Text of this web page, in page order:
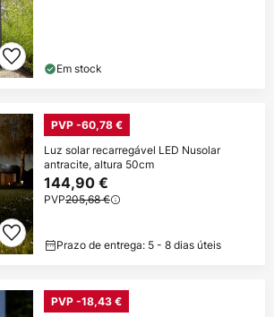
Em stock
PVP -60,78 €
Luz solar recarregável LED Nusolar
antracite, altura 50cm
144,90 €
PVP205,68 €
Prazo de entrega: 5 - 8 dias úteis
PVP -18,43 €